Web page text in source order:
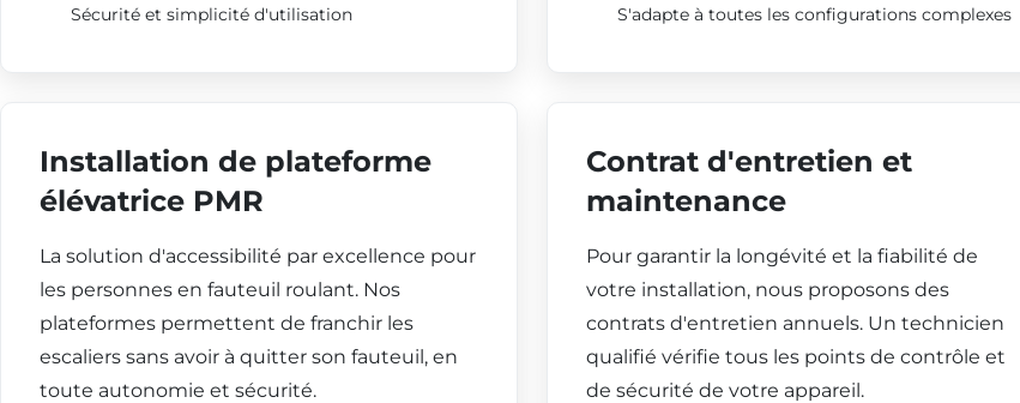
Sécurité et simplicité d'utilisation
S'adapte à toutes les configurations complexes
Installation de plateforme
élévatrice PMR
La solution d'accessibilité par excellence pour
les personnes en fauteuil roulant. Nos
plateformes permettent de franchir les
escaliers sans avoir à quitter son fauteuil, en
toute autonomie et sécurité.
Contrat d'entretien et
maintenance
Pour garantir la longévité et la fiabilité de
votre installation, nous proposons des
contrats d'entretien annuels. Un technicien
qualifié vérifie tous les points de contrôle et
de sécurité de votre appareil.